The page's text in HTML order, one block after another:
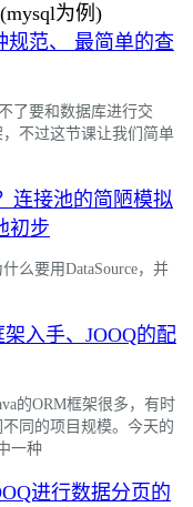
为例)
规范、 最简单的查
了要和数据库进行交
不过这节课让我们简单
连接池的简陋模拟
初步
么要用DataSource，并
入手、JOOQ的配
的ORM框架很多，有时
同的项目规模。今天的
一种
进行数据分页的